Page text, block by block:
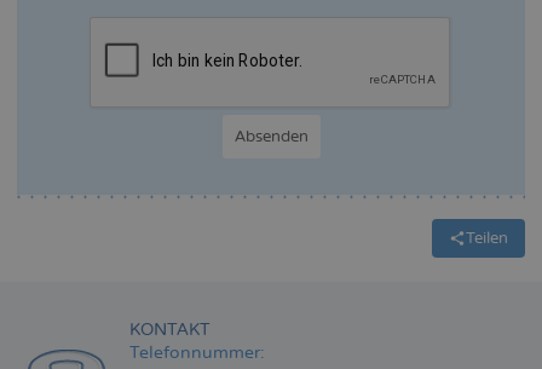
Teilen
KONTAKT
Telefonnummer: